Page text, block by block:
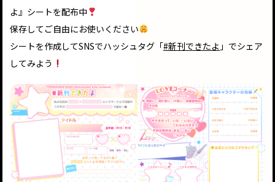
よ』シートを配布中
保存してご自由にお使いください
シートを作成してSNSでハッシュタグ「#新刊できたよ 」でシェア
してみよう